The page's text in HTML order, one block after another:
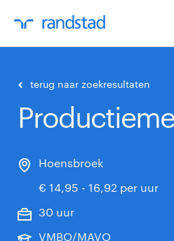
terug naar zoekresultaten
Hoensbroek
€ 14,95 - 16,92 per uur
30 uur
VMBO/MAVO